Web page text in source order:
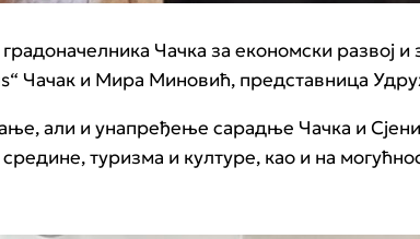
Чачка за економски
Чачак и Мира Миновић, представница
али и унапређење сарадње Чачка и
туризма и културе, као и на